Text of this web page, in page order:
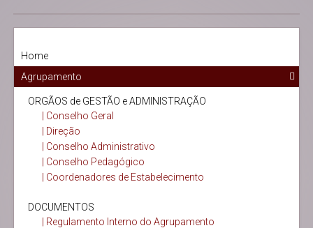
Home
Agrupamento
ORGÃOS de GESTÃO e ADMINISTRAÇÃO
| Conselho Geral
| Direção
| Conselho Administrativo
| Conselho Pedagógico
| Coordenadores de Estabelecimento
DOCUMENTOS
| Regulamento Interno do Agrupamento